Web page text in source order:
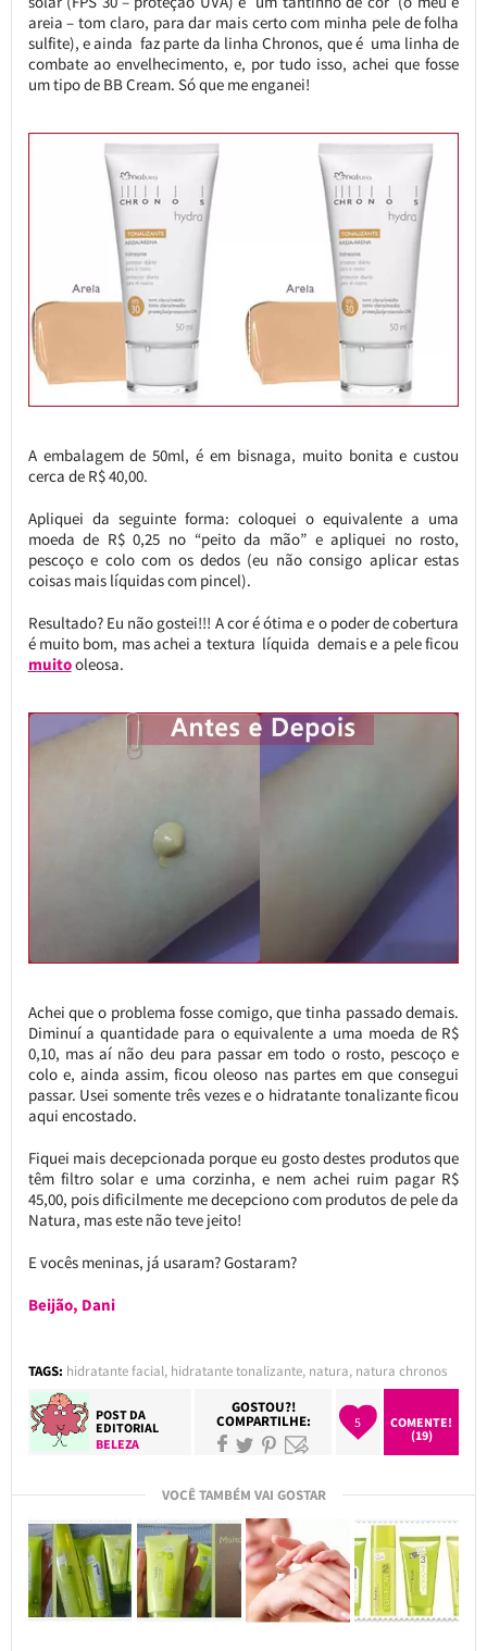
areia – tom claro, para dar mais certo com minha pele de folha
sulfite), e ainda faz parte da linha Chronos, que é uma linha de
combate ao envelhecimento, e, por tudo isso, achei que fosse
um tipo de BB Cream. Só que me enganei!
A embalagem de 50ml, é em bisnaga, muito bonita e custou
cerca de R$ 40,00.
Apliquei da seguinte forma: coloquei o equivalente a uma
moeda de R$ 0,25 no “peito da mão” e apliquei no rosto,
pescoço e colo com os dedos (eu não consigo aplicar estas
coisas mais líquidas com pincel).
Resultado? Eu não gostei!!! A cor é ótima e o poder de cobertura
é muito bom, mas achei a textura líquida demais e a pele ficou
muitooleosa.
Achei que o problema fosse comigo, que tinha passado demais.
Diminuí a quantidade para o equivalente a uma moeda de R$
0,10, mas aí não deu para passar em todo o rosto, pescoço e
colo e, ainda assim, ficou oleoso nas partes em que consegui
passar. Usei somente três vezes e o hidratante tonalizante ficou
aqui encostado.
Fiquei mais decepcionada porque eu gosto destes produtos que
têm filtro solar e uma corzinha, e nem achei ruim pagar R$
45,00, pois dificilmente me decepciono com produtos de pele da
Natura, mas este não teve jeito!
E vocês meninas, já usaram? Gostaram?
Beijão, Dani
TAGS: hidratante facial, hidratante tonalizante, natura, natura chronos
POST DA
EDITORIAL
BELEZA
GOSTOU?!
COMPARTILHE: 5
COMENTE!
(19)
VOCÊ TAMBÉM VAI GOSTAR